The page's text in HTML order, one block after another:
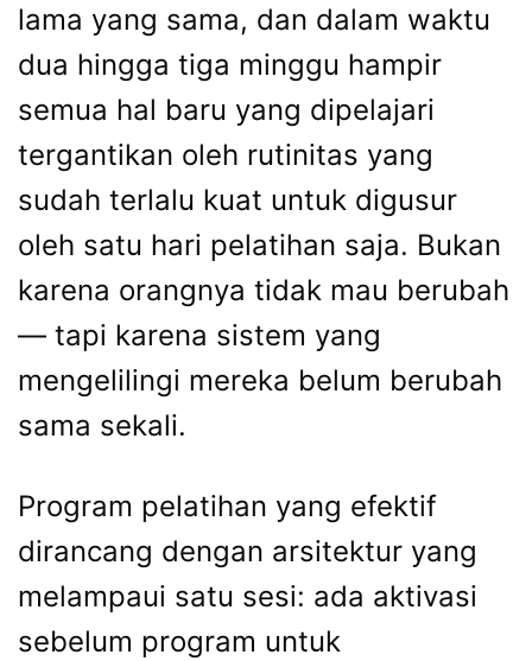
lama yang sama, dan dalam waktu
dua hingga tiga minggu hampir
semua hal baru yang dipelajari
tergantikan oleh rutinitas yang
sudah terlalu kuat untuk digusur
oleh satu hari pelatihan saja. Bukan
karena orangnya tidak mau berubah
— tapi karena sistem yang
mengelilingi mereka belum berubah
sama sekali.
Program pelatihan yang efektif
dirancang dengan arsitektur yang
melampaui satu sesi: ada aktivasi
sebelum program untuk